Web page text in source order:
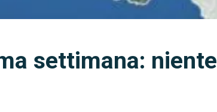
settimana: niente